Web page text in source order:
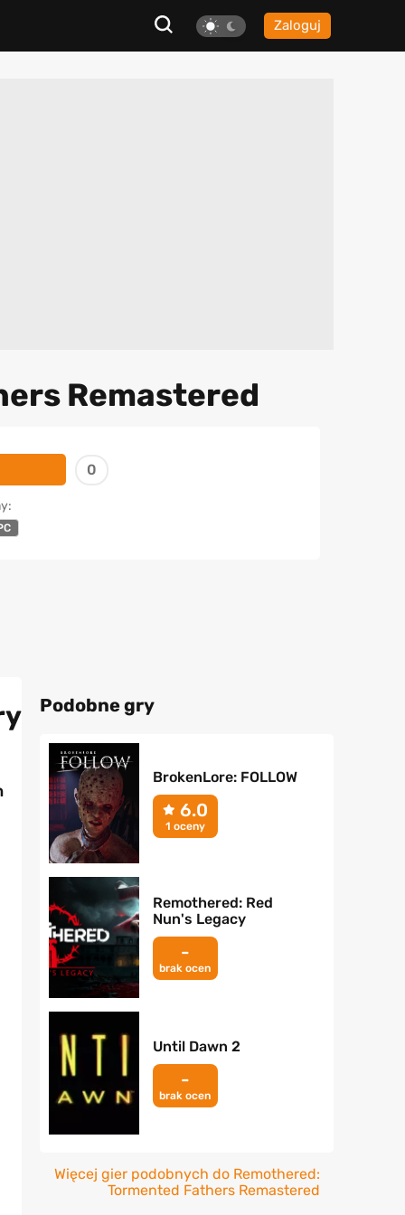
Zaloguj
Remastered
0
Podobne gry
BrokenLore: FOLLOW
6.0
1 oceny
Remothered: Red
Nun's Legacy
-
brak ocen
Until Dawn 2
-
brak ocen
Więcej gier podobnych do Remothered:
Tormented Fathers Remastered